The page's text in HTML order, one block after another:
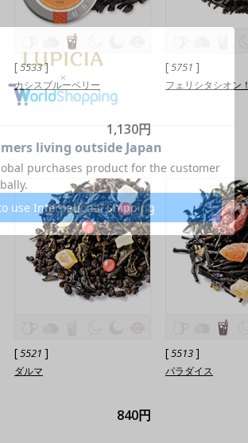
[5533]
カシスブルーベリー
1,130円
[5751 ]
フェリシタシオン！
[5521 ]
ダルマ
840円
[5513]
パラダイス